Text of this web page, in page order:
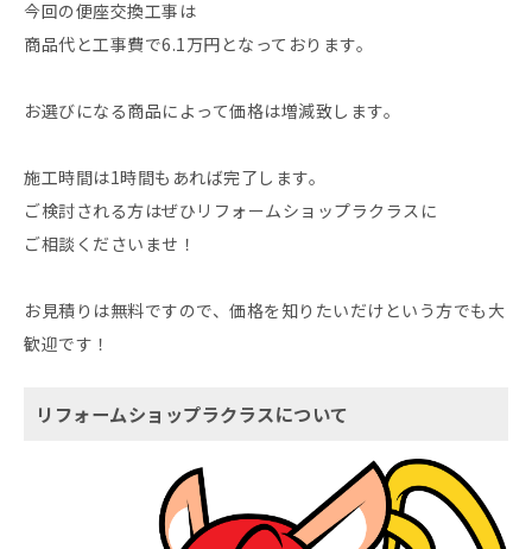
今回の便座交換工事は
商品代と工事費で6.1万円となっております。
お選びになる商品によって価格は増減致します。
施工時間は1時間もあれば完了します。
ご検討される方はぜひリフォームショップラクラスに
ご相談くださいませ！
お見積りは無料ですので、価格を知りたいだけという方でも大
歓迎です！
リフォームショップラクラスについて